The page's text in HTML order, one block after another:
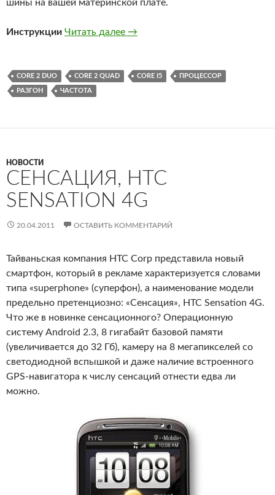
шины на вашей материнской плате.
Инструкции Читать далее Как разогнать процессор «Core
→
CORE 2 DUO CORE 2 QUAD CORE I5 ПРОЦЕССОР
РАЗГОН ЧАСТОТА
НОВОСТИ
СЕНСАЦИЯ, HTC
SENSATION 4G
20.04.2011 ОСТАВИТЬ КОММЕНТАРИЙ
Тайваньская компания HTC Corp представила новый
смартфон, который в рекламе характеризуется словами
типа «superphone» (суперфон), а наименование модели
предельно претенциозно: «Сенсация», HTC Sensation 4G.
Что же в новинке сенсационного? Операционную
систему Android 2.3, 8 гигабайт базовой памяти
(увеличивается до 32 Гб), камеру на 8 мегапикселей со
светодиодной вспышкой и даже наличие встроенного
GPS-навигатора к числу сенсаций отнести едва ли
можно.